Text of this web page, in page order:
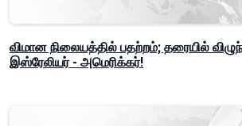
விமான நிலையத்தில் பதற்றம்; தரையில்
இஸ்ரேலியர் - அமெரிக்கர்!